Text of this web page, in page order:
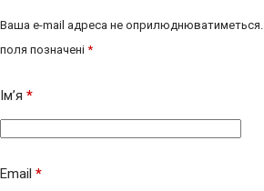
Ваша e-mail адреса не оприлюднюватиметься.
поля позначені *
Ім’я *
Email *